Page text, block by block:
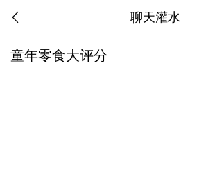
聊天灌水
童年零食大评分